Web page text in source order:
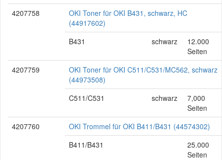
4207758
OKI Toner für OKI B431, schwarz, HC
(44917602)
B431
schwarz
12.000
Seiten
4207759
OKI Toner für OKI C511/C531/MC562, schwarz
(44973508)
C511/C531
schwarz
7,000
Seiten
4207760
OKI Trommel für OKI B411/B431 (44574302)
B411/B431
25.000
Seiten